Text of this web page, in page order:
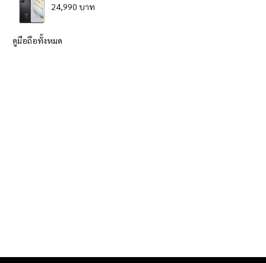
24,990 บาท
ดูมือถือทั้งหมด